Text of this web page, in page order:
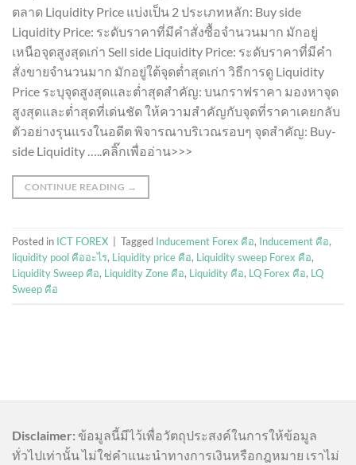
ตลาด Liquidity Price แบ่งเป็น 2 ประเภทหลัก: Buy side
Liquidity Price: ระดับราคาที่มีคำสั่งซื้อจำนวนมาก มักอยู่
เหนือจุดสูงสุดเก่า Sell side Liquidity Price: ระดับราคาที่มีคำ
สั่งขายจำนวนมาก มักอยู่ใต้จุดต่ำสุดเก่า วิธีการดู Liquidity
Price ระบุจุดสูงสุดและต่ำสุดสำคัญ: บนกราฟราคา มองหาจุด
สูงสุดและต่ำสุดที่เด่นชัด ให้ความสำคัญกับจุดที่ราคาเคยกลับ
ตัวอย่างรุนแรงในอดีต พิจารณาบริเวณรอบๆ จุดสำคัญ: Buy-
side Liquidity …..คลิ๊กเพื่ออ่าน>>>
CONTINUE READING →
Posted in ICT FOREX Tagged Inducement Forex คือ, Inducement คือ,
liquidity pool คืออะไร, Liquidity price คือ, Liquidity sweep Forex คือ,
Liquidity Sweep คือ, Liquidity Zone คือ, Liquidity คือ, LQ Forex คือ, LQ
Sweep คือ
Disclaimer: ข้อมูลนี้มีไว้เพื่อวัตถุประสงค์ในการให้ข้อมูล
ทั่วไปเท่านั้น ไม่ใช่คำแนะนำทางการเงินหรือกฎหมาย เราไม่